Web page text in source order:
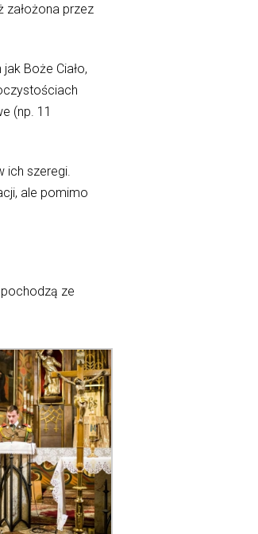
założona przez
Boże Ciało,
(np. 11
ich szeregi.
ale pomimo
ze